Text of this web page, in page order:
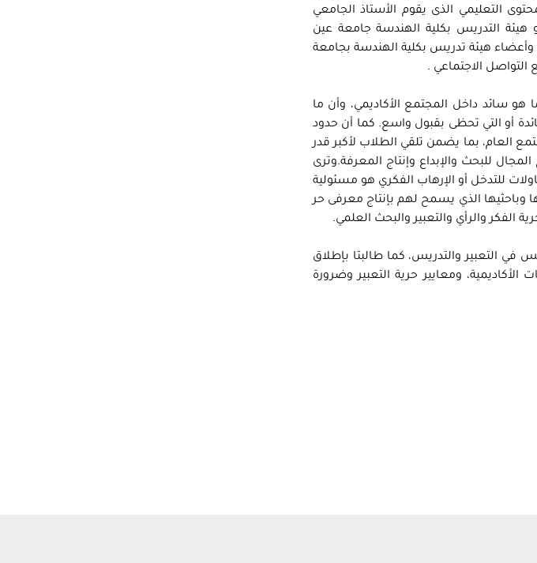
التعليمي الذى يقوم الأستاذ الجامعي
هيئة التدريس بكلية الهندسة جامعة عين
وأعضاء هيئة تدريس بكلية الهندسة بجامعة
التواصل الاجتماعي .
هو سائد داخل المجتمع الأكاديمي، وأن ما
أو التي تحظى بقبول واسع. كما أن حدود
العام، بما يضمن تلقي الطلاب لأكبر قدر
للبحث والإبداع وإنتاج المعرفة.وترى
للتدخل أو الإرهاب الفكري هو مسئولية
وباحثيها الذي يسمح لهم بإنتاج معرفى حر
والرأي والتعبير والبحث العلمي.
في التعبير والتدريس، كما طالبتا بإطلاق
ومعايير حرية التعبير وضرورة